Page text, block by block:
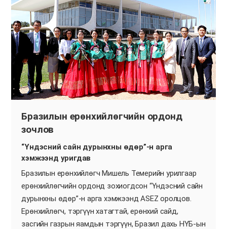
Бразилын ерөнхийлөгчийн ордонд
зочлов
“Үндэсний сайн дурынхны өдөр”-н арга
хэмжээнд уригдав
Бразилын ерөнхийлөгч Мишель Темерийн урилгаар
ерөнхийлөгчийн ордонд зохиогдсон “Үндэсний сайн
дурынхны өдөр”-н арга хэмжээнд ASEZ оролцов.
Ерөнхийлөгч, тэргүүн хатагтай, ерөнхий сайд,
засгийн газрын яамдын тэргүүн, Бразил дахь НҮБ-ын